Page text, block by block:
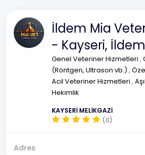
İldem Mia
- Kayseri, İldem
Genel Veteriner Hizmetleri ,
(Röntgen, Ultrason vb.) ,
Acil Veteriner Hizmetleri ,
Hekimlik
KAYSERİ MELİKGAZİ
(0)
Adres